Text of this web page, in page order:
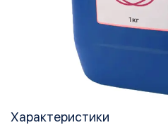
Характеристики